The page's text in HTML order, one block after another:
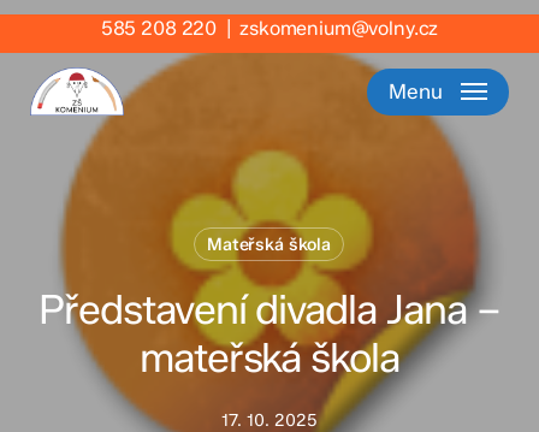
Skip
content
585 208 220 |zskomenium@volny.cz
Menu
Mateřská škola
Představení divadla Jana –
mateřská škola
17. 10. 2025